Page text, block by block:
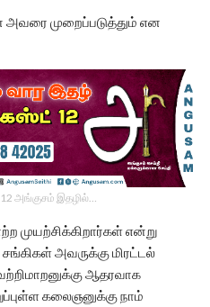
அவரை முறைப்படுத்தும் என
அங்குசம் இதழில்…
முயற்சிக்கிறார்கள் என்று
அவருக்கு மிரட்டல்
ஆதரவாக
கலைஞனுக்கு நாம்